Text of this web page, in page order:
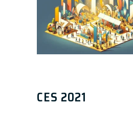
CES 2021
Chris June 14, 2021